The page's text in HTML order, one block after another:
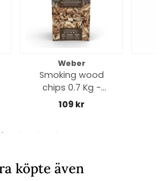
Weber
Smoking wood
chips 0.7 Kg -
hickory
109 kr
köpte även